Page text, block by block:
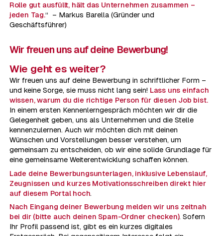
Rolle gut ausfüllt, hält das Unternehmen zusammen –
jeden Tag.“ – Markus Barella (Gründer und
Geschäftsführer)
Wir freuen uns auf deine Bewerbung!
Wie geht es weiter?
Wir freuen uns auf deine Bewerbung in schriftlicher Form –
und keine Sorge, sie muss nicht lang sein! Lass uns einfach
wissen, warum du die richtige Person für diesen Job bist.
In einem ersten Kennenlerngespräch möchten wir dir die
Gelegenheit geben, uns als Unternehmen und die Stelle
kennenzulernen. Auch wir möchten dich mit deinen
Wünschen und Vorstellungen besser verstehen, um
gemeinsam zu entscheiden, ob wir eine solide Grundlage für
eine gemeinsame Weiterentwicklung schaffen können.
Lade deine Bewerbungsunterlagen, inklusive Lebenslauf,
Zeugnissen und kurzes Motivationsschreiben direkt hier
auf diesem Portal hoch.
Nach Eingang deiner Bewerbung melden wir uns zeitnah
bei dir (bitte auch deinen Spam-Ordner checken). Sofern
Ihr Profil passend ist, gibt es ein kurzes digitales